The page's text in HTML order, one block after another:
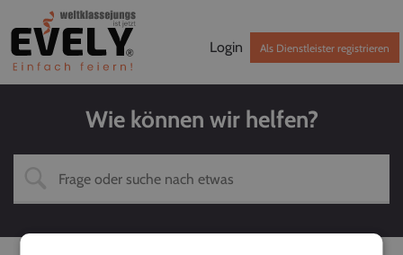
Login Als Dienstleister registrieren
Wie können wir helfen?